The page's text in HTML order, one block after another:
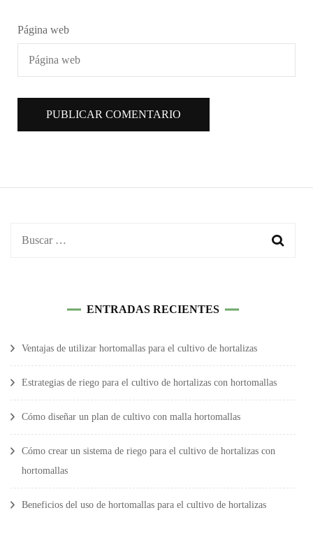
Página web
Buscar:
ENTRADAS RECIENTES
Ventajas de utilizar hortomallas para el cultivo de hortalizas
Estrategias de riego para el cultivo de hortalizas con hortomallas
Cómo diseñar un plan de cultivo con malla hortomallas
Cómo crear un sistema de riego para el cultivo de hortalizas con
hortomallas
Beneficios del uso de hortomallas para el cultivo de hortalizas